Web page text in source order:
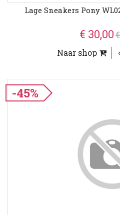
Lage Sneakers Pony
€ 30,00
Naar shop
-45%